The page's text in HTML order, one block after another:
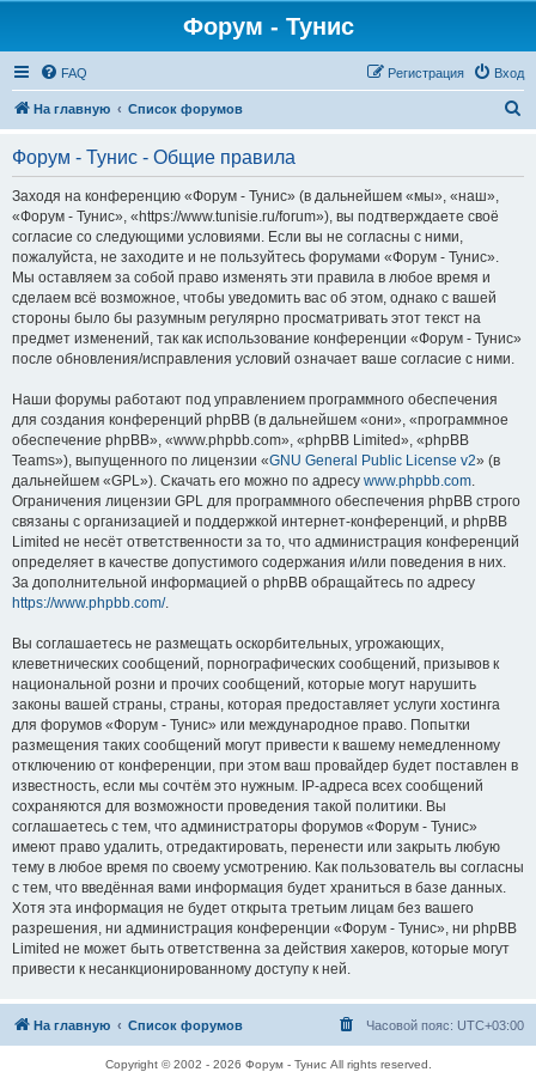
Форум - Тунис
FAQ Вход
Регистрация
На главную Список форумов
Форум - Тунис - Общие правила
Заходя на конференцию «Форум - Тунис» (в дальнейшем «мы», «наш»,
«Форум - Тунис», «https://www.tunisie.ru/forum»), вы подтверждаете своё
согласие со следующими условиями. Если вы не согласны с ними,
пожалуйста, не заходите и не пользуйтесь форумами «Форум - Тунис».
Мы оставляем за собой право изменять эти правила в любое время и
сделаем всё возможное, чтобы уведомить вас об этом, однако с вашей
стороны было бы разумным регулярно просматривать этот текст на
предмет изменений, так как использование конференции «Форум - Тунис»
после обновления/исправления условий означает ваше согласие с ними.
Наши форумы работают под управлением программного обеспечения
для создания конференций phpBB (в дальнейшем «они», «программное
обеспечение phpBB», «www.phpbb.com», «phpBB Limited», «phpBB
Teams»), выпущенного по лицензии «GNU General Public License v2» (в
дальнейшем «GPL»). Скачать его можно по адресу www.phpbb.com.
Ограничения лицензии GPL для программного обеспечения phpBB строго
связаны с организацией и поддержкой интернет-конференций, и phpBB
Limited не несёт ответственности за то, что администрация конференций
определяет в качестве допустимого содержания и/или поведения в них.
За дополнительной информацией о phpBB обращайтесь по адресу
https://www.phpbb.com/.
Вы соглашаетесь не размещать оскорбительных, угрожающих,
клеветнических сообщений, порнографических сообщений, призывов к
национальной розни и прочих сообщений, которые могут нарушить
законы вашей страны, страны, которая предоставляет услуги хостинга
для форумов «Форум - Тунис» или международное право. Попытки
размещения таких сообщений могут привести к вашему немедленному
отключению от конференции, при этом ваш провайдер будет поставлен в
известность, если мы сочтём это нужным. IP-адреса всех сообщений
сохраняются для возможности проведения такой политики. Вы
соглашаетесь с тем, что администраторы форумов «Форум - Тунис»
имеют право удалить, отредактировать, перенести или закрыть любую
тему в любое время по своему усмотрению. Как пользователь вы согласны
с тем, что введённая вами информация будет храниться в базе данных.
Хотя эта информация не будет открыта третьим лицам без вашего
разрешения, ни администрация конференции «Форум - Тунис», ни phpBB
Limited не может быть ответственна за действия хакеров, которые могут
привести к несанкционированному доступу к ней.
На главную Список форумов Часовой пояс: UTC+03:00
Copyright © 2002 - 2026 Форум - Тунис All rights reserved.